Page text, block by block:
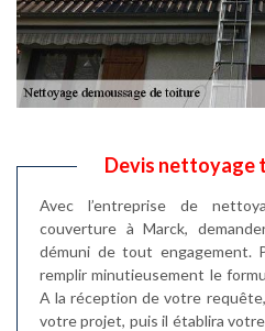
Devis
Avec l’entreprise de
couverture à Marck,
démuni de tout engagement.
remplir minutieusement le
A la réception de votre
votre projet, puis il établira